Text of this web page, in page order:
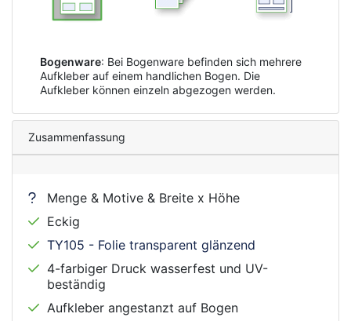
Bogenware: Bei Bogenware befinden sich mehrere
Aufkleber auf einem handlichen Bogen. Die
Aufkleber können einzeln abgezogen werden.
Zusammenfassung
Menge & Motive & Breite x Höhe
Eckig
TY105 - Folie transparent glänzend
4-farbiger Druck wasserfest und UV-
beständig
Aufkleber angestanzt auf Bogen